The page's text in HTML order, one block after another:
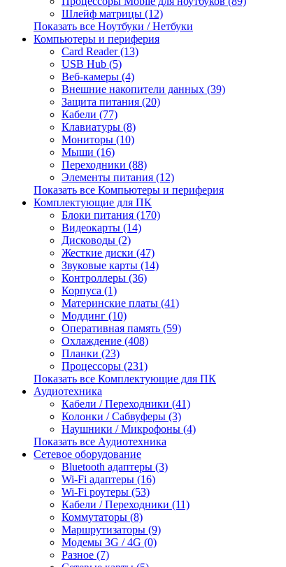
Шлейф матрицы (12)
Показать все Ноутбуки / Нетбуки
Компьютеры и периферия
Card Reader (13)
USB Hub (5)
Веб-камеры (4)
Внешние накопители данных (39)
Защита питания (20)
Кабели (77)
Клавиатуры (8)
Мониторы (10)
Мыши (16)
Переходники (88)
Элементы питания (12)
Показать все Компьютеры и периферия
Комплектующие для ПК
Блоки питания (170)
Видеокарты (14)
Дисководы (2)
Жесткие диски (47)
Звуковые карты (14)
Контроллеры (36)
Корпуса (1)
Материнские платы (41)
Моддинг (10)
Оперативная память (59)
Охлаждение (408)
Планки (23)
Процессоры (231)
Показать все Комплектующие для ПК
Аудиотехника
Кабели / Переходники (41)
Колонки / Сабвуферы (3)
Наушники / Микрофоны (4)
Показать все Аудиотехника
Сетевое оборудование
Bluetooth адаптеры (3)
Wi-Fi адаптеры (16)
Wi-Fi роутеры (53)
Кабели / Переходники (11)
Коммутаторы (8)
Маршрутизаторы (9)
Модемы 3G / 4G (0)
Разное (7)